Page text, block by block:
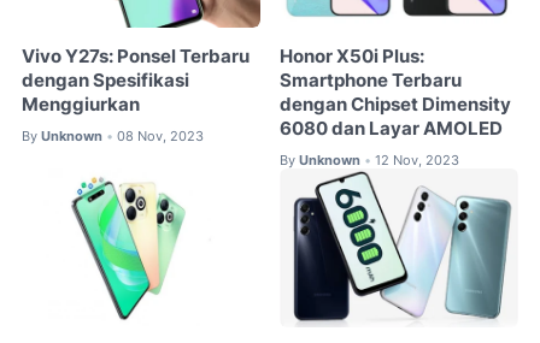
Vivo Y27s: Ponsel Terbaru
dengan Spesifikasi
Menggiurkan
By Unknown • 08 Nov, 2023
Honor X50i Plus:
Smartphone Terbaru
dengan Chipset Dimensity
6080 dan Layar AMOLED
By Unknown • 12 Nov, 2023